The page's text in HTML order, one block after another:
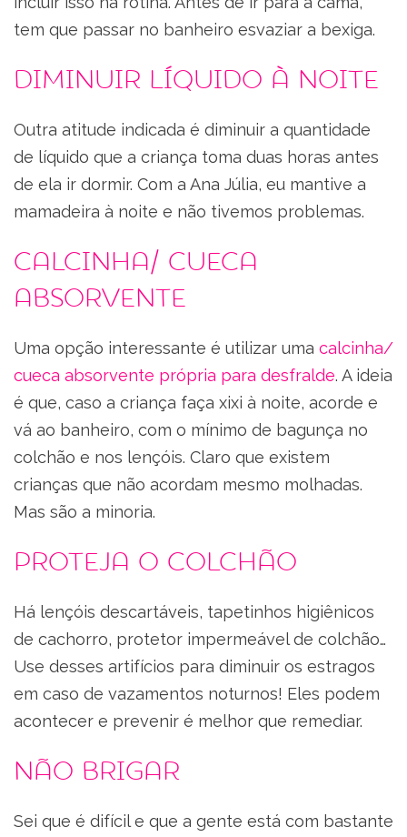
tem que passar no banheiro esvaziar a bexiga.
Diminuir líquido à noite
Outra atitude indicada é diminuir a quantidade
de líquido que a criança toma duas horas antes
de ela ir dormir. Com a Ana Júlia, eu mantive a
mamadeira à noite e não tivemos problemas.
Calcinha/ cueca
absorvente
Uma opção interessante é utilizar uma calcinha/
cueca absorvente própria para desfralde. A ideia
é que, caso a criança faça xixi à noite, acorde e
vá ao banheiro, com o mínimo de bagunça no
colchão e nos lençóis. Claro que existem
crianças que não acordam mesmo molhadas.
Mas são a minoria.
Proteja o colchão
Há lençóis descartáveis, tapetinhos higiênicos
de cachorro, protetor impermeável de colchão…
Use desses artifícios para diminuir os estragos
em caso de vazamentos noturnos! Eles podem
acontecer e prevenir é melhor que remediar.
Não brigar
Sei que é difícil e que a gente está com bastante